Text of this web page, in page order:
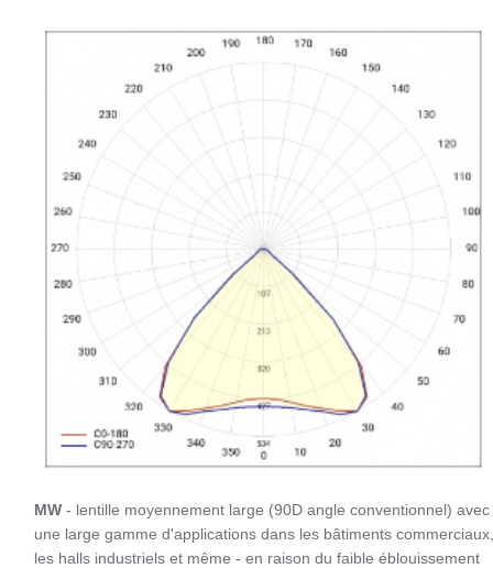
MW - lentille moyennement large (90D angle conventionnel) avec
une large gamme d'applications dans les bâtiments commerciaux,
les halls industriels et même - en raison du faible éblouissement